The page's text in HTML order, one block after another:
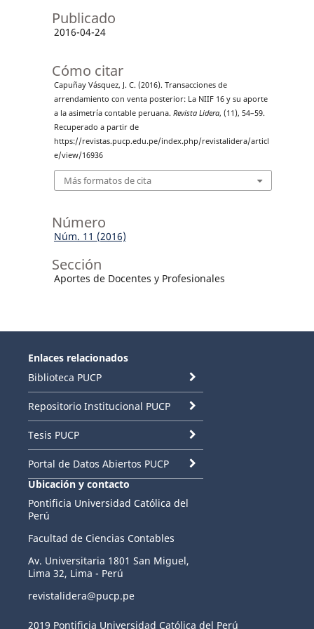
Publicado
2016-04-24
Cómo citar
Capuñay Vásquez, J. C. (2016). Transacciones de
arrendamiento con venta posterior: La NIIF 16 y su aporte
a la asimetría contable peruana. Revista Lidera, (11), 54–59.
Recuperado a partir de
https://revistas.pucp.edu.pe/index.php/revistalidera/articl
e/view/16936
Más formatos de cita
Número
Núm. 11 (2016)
Sección
Aportes de Docentes y Profesionales
Enlaces relacionados
Biblioteca PUCP
Repositorio Institucional PUCP
Tesis PUCP
Portal de Datos Abiertos PUCP
Ubicación y contacto
Pontificia Universidad Católica del
Perú
Facultad de Ciencias Contables
Av. Universitaria 1801 San Miguel,
Lima 32, Lima - Perú
revistalidera@pucp.pe
2019 Pontificia Universidad Católica del Perú